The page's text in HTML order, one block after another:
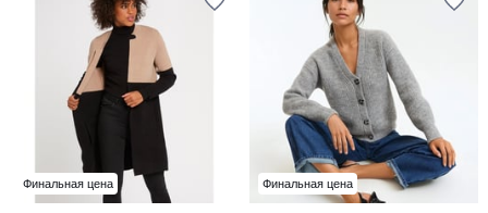
Финальная цена Финальная цена